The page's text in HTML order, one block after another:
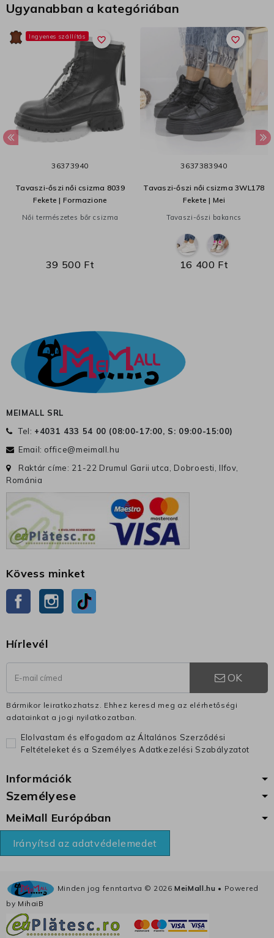
Ugyanabban a kategóriában
favorite_border
Ingyenes szállítás
36373940
Tavaszi-őszi női csizma 8039
Fekete | Formazione
Női természetes bőr csizma
39 500 Ft
favorite_border
3637383940
Tavaszi-őszi női csizma 3WL178
Fekete | Mei
Tavaszi-őszi bakancs
16 400 Ft
MEIMALL SRL
Tel: +4031 433 54 00 (08:00-17:00, S: 09:00-15:00)
Email: office@meimall.hu
Raktár címe: 21-22 Drumul Garii utca, Dobroesti, Ilfov,
Románia
Kövess minket
Facebook Instagram
Hírlevél
OK
Bármikor leiratkozhatsz. Ehhez keresd meg az elérhetőségi
adatainkat a jogi nyilatkozatban.
Elolvastam és elfogadom az Általános Szerződési
Feltételeket és a Személyes Adatkezelési Szabályzatot
Információk
Személyese
MeiMall Európában
Irányítsd az adatvédelemedet
Minden jog fenntartva © 2026MeiMall.hu • Powered
by MihaiB